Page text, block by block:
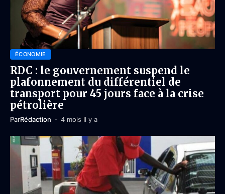
ÉCONOMIE
RDC : le gouvernement suspend le
plafonnement du différentiel de
transport pour 45 jours face à la crise
pétrolière
ParRédaction 4 mois Il y a